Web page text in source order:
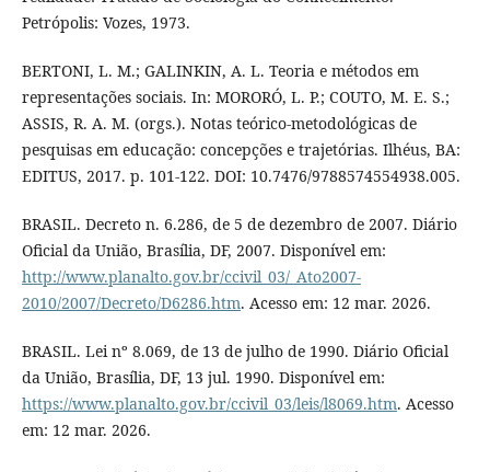
Petrópolis: Vozes, 1973.
BERTONI, L. M.; GALINKIN, A. L. Teoria e métodos em
representações sociais. In: MORORÓ, L. P.; COUTO, M. E. S.;
ASSIS, R. A. M. (orgs.). Notas teórico-metodológicas de
pesquisas em educação: concepções e trajetórias. Ilhéus, BA:
EDITUS, 2017. p. 101-122. DOI: 10.7476/9788574554938.005.
BRASIL. Decreto n. 6.286, de 5 de dezembro de 2007. Diário
Oficial da União, Brasília, DF, 2007. Disponível em:
http://www.planalto.gov.br/ccivil_03/_Ato2007-
2010/2007/Decreto/D6286.htm. Acesso em: 12 mar. 2026.
BRASIL. Lei nº 8.069, de 13 de julho de 1990. Diário Oficial
da União, Brasília, DF, 13 jul. 1990. Disponível em:
https://www.planalto.gov.br/ccivil_03/leis/l8069.htm. Acesso
em: 12 mar. 2026.